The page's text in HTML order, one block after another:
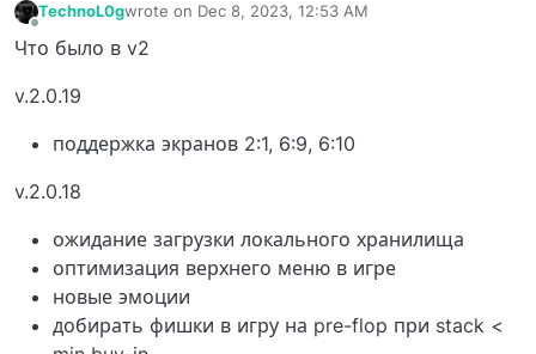
Offline
TechnoL0gwrote on Dec 8, 2023, 12:53 AM
last edited by
Что было в v2
v.2.0.19
поддержка экранов 2:1, 6:9, 6:10
v.2.0.18
ожидание загрузки локального хранилища
оптимизация верхнего меню в игре
новые эмоции
добирать фишки в игру на pre-flop при stack <